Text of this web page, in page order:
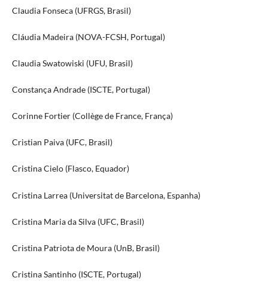
Claudia Fonseca (UFRGS, Brasil)
Cláudia Madeira (NOVA-FCSH, Portugal)
Claudia Swatowiski (UFU, Brasil)
Constança Andrade (ISCTE, Portugal)
Corinne Fortier (Collège de France, França)
Cristian Paiva (UFC, Brasil)
Cristina Cielo (Flasco, Equador)
Cristina Larrea (Universitat de Barcelona, Espanha)
Cristina Maria da Silva (UFC, Brasil)
Cristina Patriota de Moura (UnB, Brasil)
Cristina Santinho (ISCTE, Portugal)